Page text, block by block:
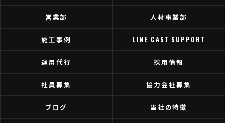
営業部 人材事業部
施工事例 LINE CAST SUPPORT
運用代行 採用情報
社員募集 協力会社募集
ブログ 当社の特徴